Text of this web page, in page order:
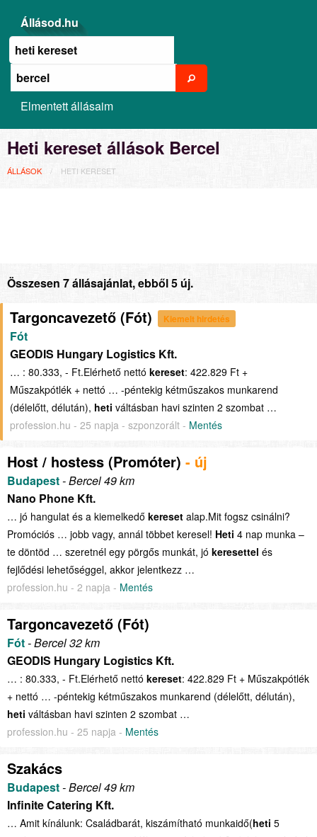
Állásod.hu
Elmentett állásaim
Heti kereset állások Bercel
ÁLLÁSOK HETI KERESET
Összesen 7 állásajánlat, ebből 5 új.
Targoncavezető (Fót) Kiemelt hirdetés
Fót
GEODIS Hungary Logistics Kft.
… : 80.333, - Ft.Elérhető nettó kereset: 422.829 Ft +
Műszakpótlék + nettó … -péntekig kétműszakos munkarend
(délelőtt, délután), heti váltásban havi szinten 2 szombat …
profession.hu - 25 napja - szponzorált - Mentés
Host / hostess (Promóter) - új
Budapest- Bercel 49 km
Nano Phone Kft.
… jó hangulat és a kiemelkedő kereset alap.Mit fogsz csinálni?
Promóciós … jobb vagy, annál többet keresel! Heti 4 nap munka –
te döntöd … szeretnél egy pörgős munkát, jó keresettel és
fejlődési lehetőséggel, akkor jelentkezz …
profession.hu - 2 napja - Mentés
Targoncavezető (Fót)
Fót- Bercel 32 km
GEODIS Hungary Logistics Kft.
… : 80.333, - Ft.Elérhető nettó kereset: 422.829 Ft + Műszakpótlék
+ nettó … -péntekig kétműszakos munkarend (délelőtt, délután),
heti váltásban havi szinten 2 szombat …
profession.hu - 25 napja - Mentés
Szakács
Budapest- Bercel 49 km
Infinite Catering Kft.
… Amit kínálunk: Családbarát, kiszámítható munkaidő(heti 5